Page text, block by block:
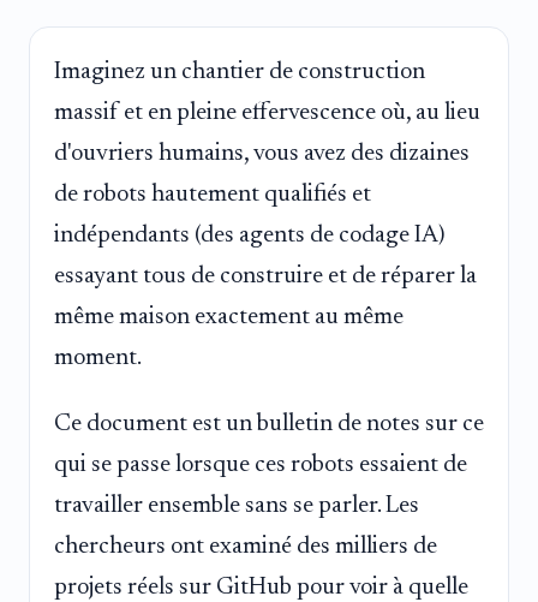
Imaginez un chantier de construction
massif et en pleine effervescence où, au lieu
d'ouvriers humains, vous avez des dizaines
de robots hautement qualifiés et
indépendants (des agents de codage IA)
essayant tous de construire et de réparer la
même maison exactement au même
moment.
Ce document est un bulletin de notes sur ce
qui se passe lorsque ces robots essaient de
travailler ensemble sans se parler. Les
chercheurs ont examiné des milliers de
projets réels sur GitHub pour voir à quelle